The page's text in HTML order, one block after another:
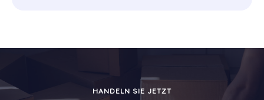
HANDELN SIE JETZT